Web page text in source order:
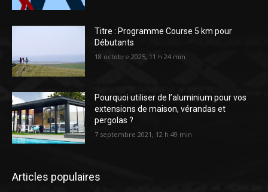
Titre : Programme Course 5 km pour
Débutants
18 octobre 2025, 11 h 24 min
Pourquoi utiliser de l’aluminium pour vos
extensions de maison, vérandas et
pergolas ?
7 septembre 2021, 12 h 49 min
Articles populaires